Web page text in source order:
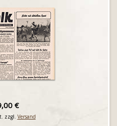
€
zzgl. Versand